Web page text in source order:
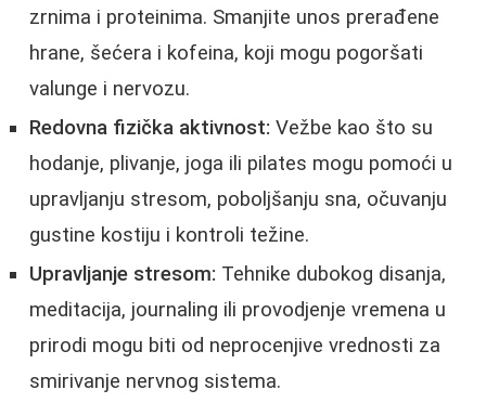
zrnima i proteinima. Smanjite unos prerađene
hrane, šećera i kofeina, koji mogu pogoršati
valunge i nervozu.
Redovna fizička aktivnost: Vežbe kao što su
hodanje, plivanje, joga ili pilates mogu pomoći u
upravljanju stresom, poboljšanju sna, očuvanju
gustine kostiju i kontroli težine.
Upravljanje stresom: Tehnike dubokog disanja,
meditacija, journaling ili provodjenje vremena u
prirodi mogu biti od neprocenjive vrednosti za
smirivanje nervnog sistema.